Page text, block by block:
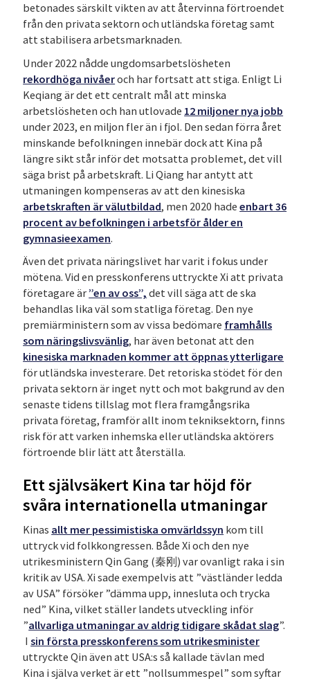
betonades särskilt vikten av att återvinna förtroendet
från den privata sektorn och utländska företag samt
att stabilisera arbetsmarknaden.
Under 2022 nådde ungdomsarbetslösheten
rekordhöga nivåeroch har fortsatt att stiga. Enligt Li
Keqiang är det ett centralt mål att minska
arbetslösheten och han utlovade 12 miljoner nya jobb
under 2023, en miljon fler än i fjol. Den sedan förra året
minskande befolkningen innebär dock att Kina på
längre sikt står inför det motsatta problemet, det vill
säga brist på arbetskraft. Li Qiang har antytt att
utmaningen kompenseras av att den kinesiska
arbetskraften är välutbildad, men 2020 hadeenbart 36
procent av befolkningen i arbetsför ålder en
gymnasieexamen.
Även det privata näringslivet har varit i fokus under
mötena. Vid en presskonferens uttryckte Xi att privata
företagare är”en av oss”, det vill säga att de ska
behandlas lika väl som statliga företag. Den nye
premiärministern som av vissa bedömare framhålls
som näringslivsvänlig, har även betonat att den
kinesiska marknaden kommer att öppnas ytterligare
för utländska investerare. Det retoriska stödet för den
privata sektorn är inget nytt och mot bakgrund av den
senaste tidens tillslag mot flera framgångsrika
privata företag, framför allt inom tekniksektorn, finns
risk för att varken inhemska eller utländska aktörers
förtroende blir lätt att återställa.
Ett självsäkert Kina tar höjd för
svåra internationella utmaningar
Kinas allt mer pessimistiska omvärldssyn kom till
uttryck vid folkkongressen. Både Xi och den nye
utrikesministern Qin Gang (秦刚) var ovanligt raka i sin
kritik av USA. Xi sade exempelvis att ”västländer ledda
av USA” försöker ”dämma upp, innesluta och trycka
ned” Kina, vilket ställer landets utveckling inför
”allvarliga utmaningar av aldrig tidigare skådat slag”.
Isin första presskonferens som utrikesminister
uttryckte Qin även att USA:s så kallade tävlan med
Kina i själva verket är ett ”nollsummespel” som syftar